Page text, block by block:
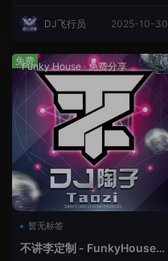
DJ飞行员 2025-10-30
Funky House·免费分享
暂无标签
不讲李定制 - FunkyHouse全
免费